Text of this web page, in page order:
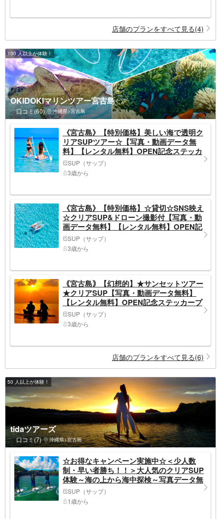
店舗のプランをすべて見る(4)
100 人以上が体験！
OKIDOKIマリンツアー宮古島
口コミ(60) 沖縄県>宮古島
《宮古島》【特別価格】美しい海で透明ク
リアSUPツアー☆【写真・動画データ無
料】【レンタル無料】OPEN記念ステッカ
ー☆プレゼント☆
SUP（サップ）
3歳から
《宮古島》【特別価格】☆貸切☆SNS映え
☆クリアSUP&ドローン撮影付【写真・動
画データ無料】【レンタル無料】OPEN記
念ステッカープレゼント☆
SUP（サップ）
3歳から
｟宮古島｠【幻想的】★サンセットツアー
★クリアSUP【写真・動画データ無料】
【レンタル無料】OPEN記念ステッカープ
レゼント☆
SUP（サップ）
3歳から
店舗のプランをすべて見る(6)
50 人以上が体験！
tidaツアーズ
口コミ(7) 沖縄県>宮古島
☆お得なキャンペーン実施中☆＜少人数
制・早い者勝ち！！＞大人気のクリアSUP
体験～海の上から海中探検～写真データ無
料〜ファミリー・カップル・女性グループ
におすすめ〜【沖縄・宮古島・SUP】
SUP（サップ）
1歳から